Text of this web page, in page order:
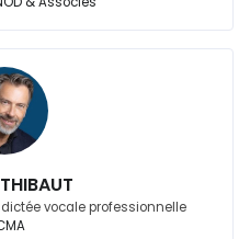
THIBAUT
vocale professionnelle